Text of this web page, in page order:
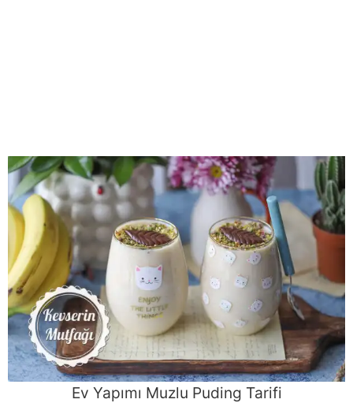
Ev Yapımı Muzlu Puding Tarifi